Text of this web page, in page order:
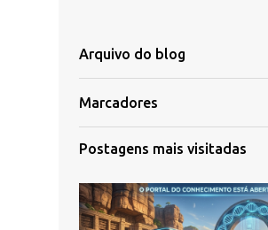
Arquivo do blog
Marcadores
Postagens mais visitadas